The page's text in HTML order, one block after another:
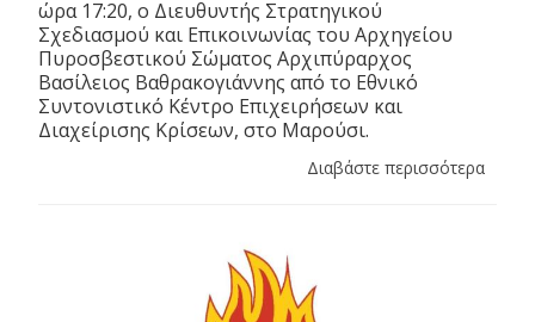
ώρα 17:20, ο Διευθυντής Στρατηγικού
Σχεδιασμού και Επικοινωνίας του Αρχηγείου
Πυροσβεστικού Σώματος Αρχιπύραρχος
Βασίλειος Βαθρακογιάννης από το Εθνικό
Συντονιστικό Κέντρο Επιχειρήσεων και
Διαχείρισης Κρίσεων, στο Μαρούσι.
Διαβάστε περισσότερα